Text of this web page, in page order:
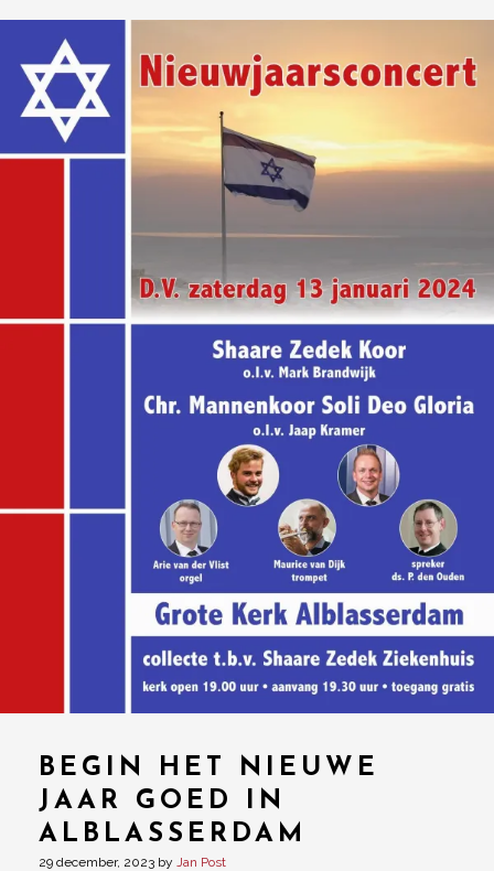
BEGIN HET NIEUWE
JAAR GOED IN
ALBLASSERDAM
29 december, 2023 by Jan Post